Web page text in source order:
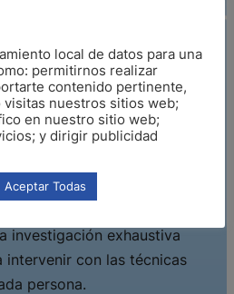
Torres
seguro para sanar es mi
y su historia también
investigación exhaustiva
intervenir con las técnicas
persona.
local de datos para una
permitirnos realizar
contenido pertinente,
visitas nuestros sitios web;
en nuestro sitio web;
y dirigir publicidad
Aceptar Todas